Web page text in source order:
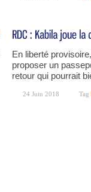
En liberté
proposer un
retour qui pourrait
24 Juin 2018 Tag